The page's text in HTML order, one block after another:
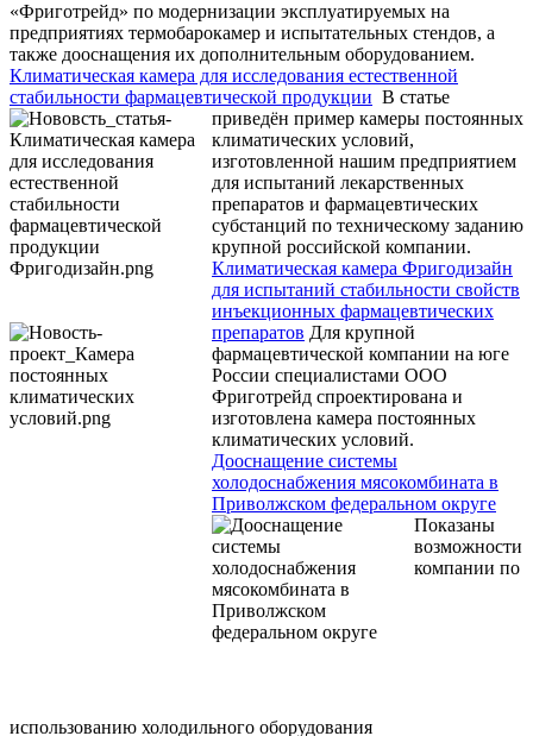
«Фриготрейд» по модернизации эксплуатируемых на
предприятиях термобарокамер и испытательных стендов, а
также дооснащения их дополнительным оборудованием.
Климатическая камера для исследования естественной
стабильности фармацевтической продукции В статье
приведён пример камеры постоянных
климатических условий,
изготовленной нашим предприятием
для испытаний лекарственных
препаратов и фармацевтических
субстанций по техническому заданию
крупной российской компании.
Климатическая камера Фригодизайн
для испытаний стабильности свойств
инъекционных фармацевтических
препаратов Для крупной
фармацевтической компании на юге
России специалистами ООО
Фриготрейд спроектирована и
изготовлена камера постоянных
климатических условий.
Дооснащение системы
холодоснабжения мясокомбината в
Приволжском федеральном округе
Показаны
возможности
компании по
использованию холодильного оборудования